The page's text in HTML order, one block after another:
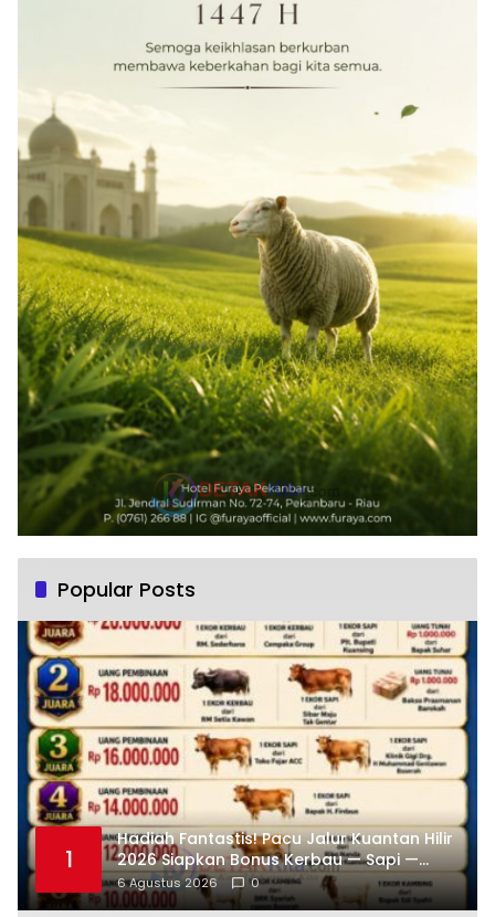
Popular Posts
1
Hadiah Fantastis! Pacu Jalur Kuantan Hilir
2026 Siapkan Bonus Kerbau — Sapi —
Kambing dan Puluhan Juta Rupiah
6 Agustus 2026 0